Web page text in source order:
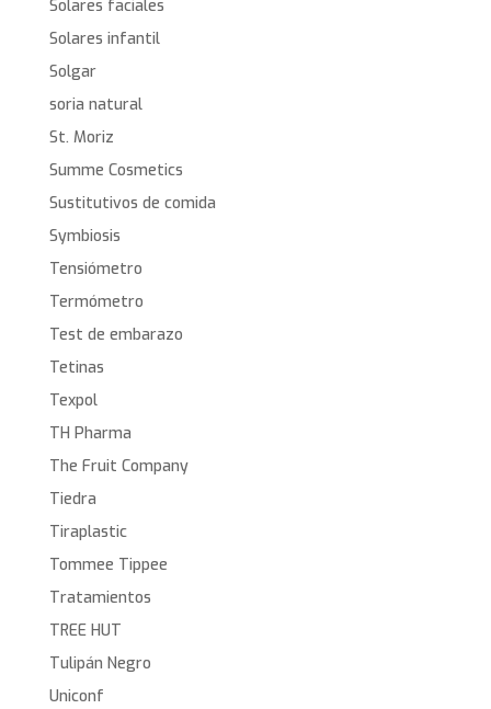
Solares faciales
Solares infantil
Solgar
soria natural
St. Moriz
Summe Cosmetics
Sustitutivos de comida
Symbiosis
Tensiómetro
Termómetro
Test de embarazo
Tetinas
Texpol
TH Pharma
The Fruit Company
Tiedra
Tiraplastic
Tommee Tippee
Tratamientos
TREE HUT
Tulipán Negro
Uniconf